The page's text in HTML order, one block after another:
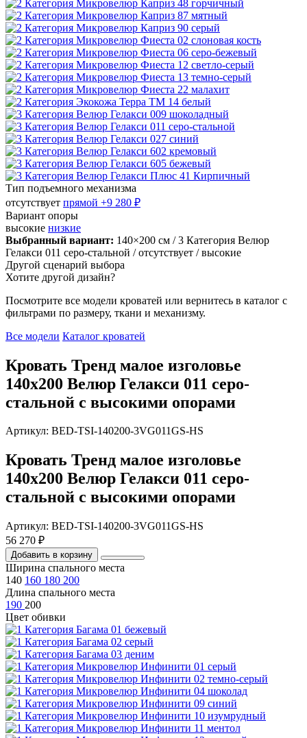
Тип подъемного механизма
отсутствует прямой +9 280 ₽
Вариант опоры
высокие низкие
Выбранный вариант: 140×200 см / 3 Категория Велюр
Гелакси 011 серо-стальной / отсутствует / высокие
Другой сценарий выбора
Хотите другой дизайн?
Посмотрите все модели кроватей или вернитесь в каталог с
фильтрами по размеру, ткани и механизму.
Все модели Каталог кроватей
Кровать Тренд малое изголовье
140х200 Велюр Гелакси 011 серо-
стальной с высокими опорами
Артикул: BED-TSI-140200-3VG011GS-HS
Кровать Тренд малое изголовье
140х200 Велюр Гелакси 011 серо-
стальной с высокими опорами
Артикул: BED-TSI-140200-3VG011GS-HS
56 270 ₽
Добавить в корзину
Ширина спального места
140 160 180 200
Длина спального места
190 200
Цвет обивки